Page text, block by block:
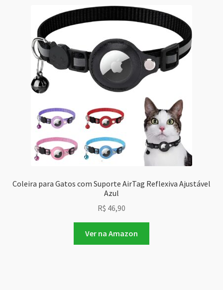
Coleira para Gatos com Suporte AirTag Reflexiva Ajustável
Azul
R$ 46,90
Ver na Amazon